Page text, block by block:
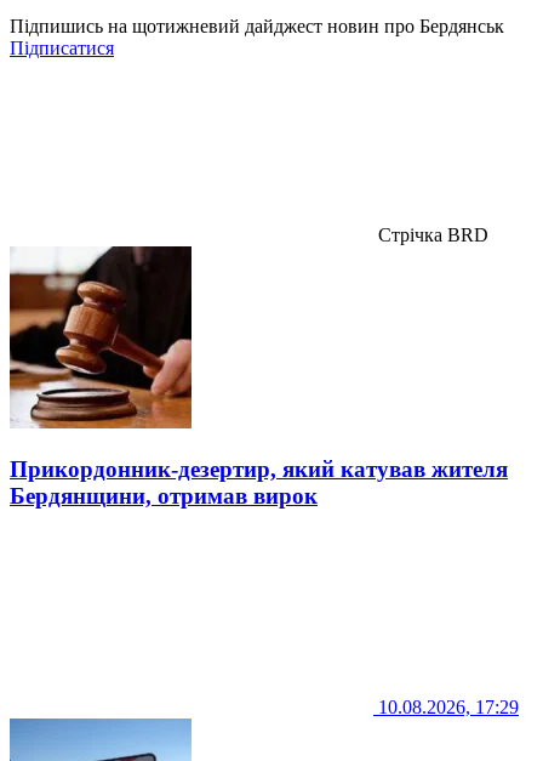
Підпишись на щотижневий дайджест новин про Бердянськ
Підписатися
Стрічка BRD
Прикордонник-дезертир, який катував жителя
Бердянщини, отримав вирок
10.08.2026, 17:29